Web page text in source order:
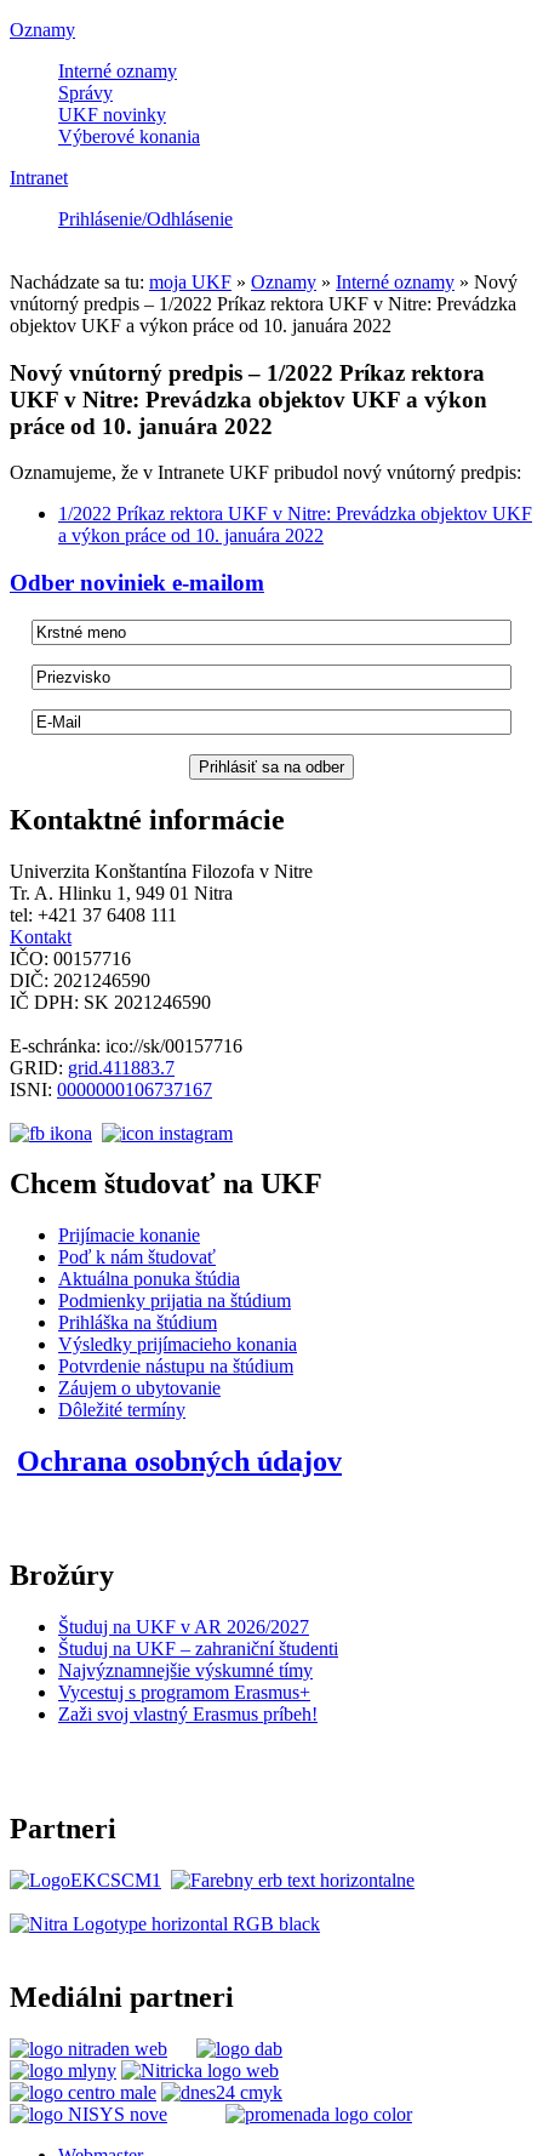
Oznamy
Interné oznamy
Správy
UKF novinky
Výberové konania
Intranet
Prihlásenie/Odhlásenie
Nachádzate sa tu: moja UKF » Oznamy » Interné oznamy » Nový
vnútorný predpis – 1/2022 Príkaz rektora UKF v Nitre: Prevádzka
objektov UKF a výkon práce od 10. januára 2022
Nový vnútorný predpis – 1/2022 Príkaz rektora
UKF v Nitre: Prevádzka objektov UKF a výkon
práce od 10. januára 2022
Oznamujeme, že v Intranete UKF pribudol nový vnútorný predpis:
1/2022 Príkaz rektora UKF v Nitre: Prevádzka objektov UKF
a výkon práce od 10. januára 2022
Odber noviniek e-mailom
Kontaktné informácie
Univerzita Konštantína Filozofa v Nitre
Tr. A. Hlinku 1, 949 01 Nitra
tel: +421 37 6408 111
Kontakt
IČO: 00157716
DIČ: 2021246590
IČ DPH: SK 2021246590
E-schránka: ico://sk/00157716
GRID: grid.411883.7
ISNI: 0000000106737167
Chcem študovať na UKF
Prijímacie konanie
Poď k nám študovať
Aktuálna ponuka štúdia
Podmienky prijatia na štúdium
Prihláška na štúdium
Výsledky prijímacieho konania
Potvrdenie nástupu na štúdium
Záujem o ubytovanie
Dôležité termíny
Ochrana osobných údajov
Brožúry
Študuj na UKF v AR 2026/2027
Študuj na UKF – zahraniční študenti
Najvýznamnejšie výskumné tímy
Vycestuj s programom Erasmus+
Zaži svoj vlastný Erasmus príbeh!
Partneri
Mediálni partneri